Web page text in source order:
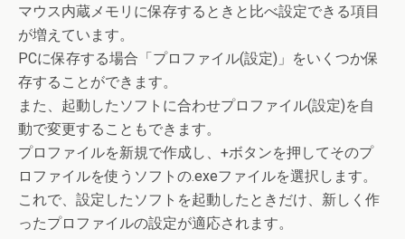
マウス内蔵メモリに保存するときと比べ設定できる項目
が増えています。
PCに保存する場合「プロファイル(設定)」をいくつか保
存することができます。
また、起動したソフトに合わせプロファイル(設定)を自
動で変更することもできます。
プロファイルを新規で作成し、+ボタンを押してそのプ
ロファイルを使うソフトの.exeファイルを選択します。
これで、設定したソフトを起動したときだけ、新しく作
ったプロファイルの設定が適応されます。